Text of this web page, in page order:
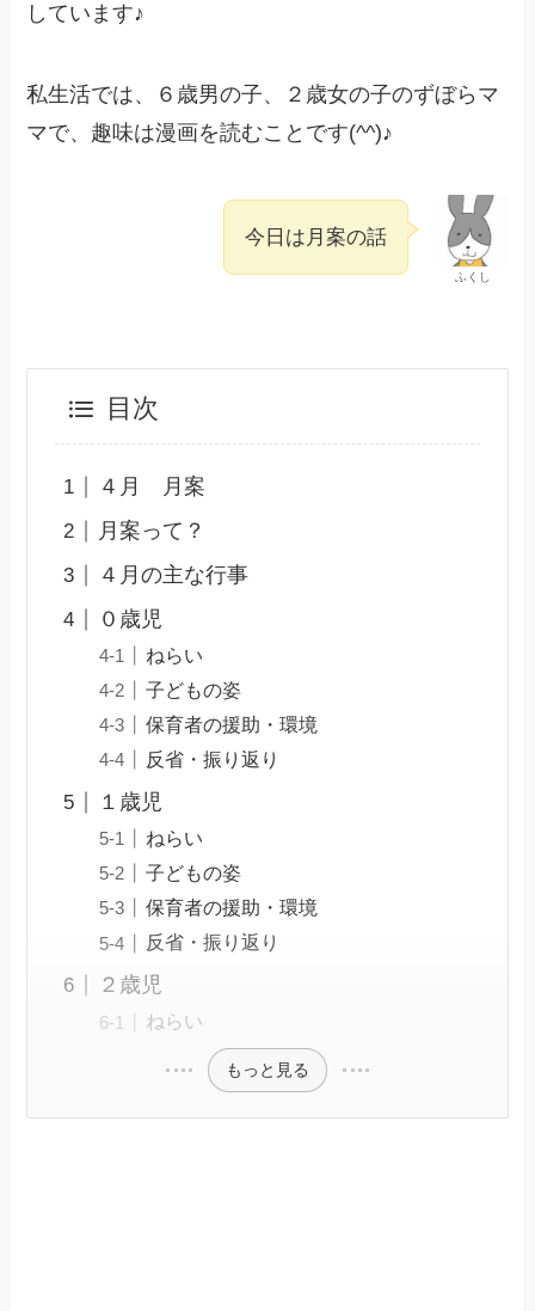
しています♪
私生活では、６歳男の子、２歳女の子のずぼらマ
マで、趣味は漫画を読むことです(^^)♪
ふくし
今日は月案の話
目次
４月 月案
月案って？
４月の主な行事
０歳児
ねらい
子どもの姿
保育者の援助・環境
反省・振り返り
１歳児
ねらい
子どもの姿
保育者の援助・環境
反省・振り返り
２歳児
ねらい
もっと見る